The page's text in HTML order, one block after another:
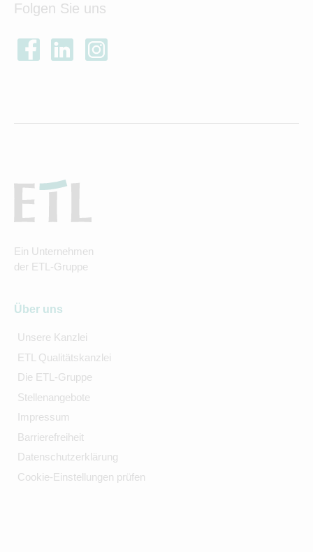
Folgen Sie uns
Ein Unternehmen
der ETL-Gruppe
Über uns
Unsere Kanzlei
ETL Qualitätskanzlei
Die ETL-Gruppe
Stellenangebote
Impressum
Barrierefreiheit
Datenschutzerklärung
Cookie-Einstellungen prüfen